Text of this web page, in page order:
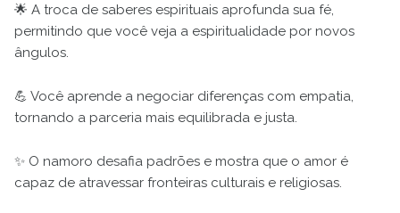
🌟 A troca de saberes espirituais aprofunda sua fé,
permitindo que você veja a espiritualidade por novos
ângulos.
💪 Você aprende a negociar diferenças com empatia,
tornando a parceria mais equilibrada e justa.
✨ O namoro desafia padrões e mostra que o amor é
capaz de atravessar fronteiras culturais e religiosas.